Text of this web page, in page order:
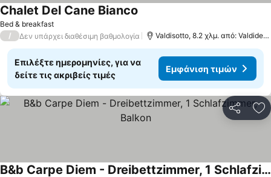
Bed & breakfast
Chalet Del Cane Bianco
/ Δεν υπάρχει διαθέσιμη βαθμολογία Valdisotto, 8.2 χλμ. από: Valdidentro
Επιλέξτε ημερομηνίες, για να
δείτε τις ακριβείς τιμές
Εμφάνιση τιμών
B&b Carpe Diem - Dreibettzimmer, 1 Schlafzimmer, Balkon